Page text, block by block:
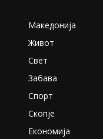
Македонија
Живот
Свет
Забава
Спорт
Скопје
Економија